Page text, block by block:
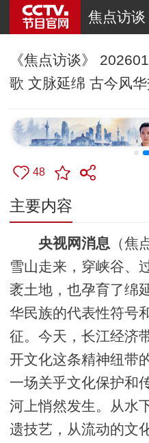
焦点访谈
《焦点访谈》
歌 文脉延绵 古今风
48
主要内容
央视网消息 （焦
雪山走来，穿峡谷、
袤土地，也孕育了绵
华民族的代表性符号
征。今天，长江经济
开文化这条精神纽带
一场关乎文化保护和
河上悄然发生。从水
遗技艺，从流动的文